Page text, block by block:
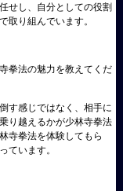
せし、自分としての役割
取り組んでいます。
拳法の魅力を教えてくだ
す感じではなく、相手に
り越えるかが少林寺拳法
寺拳法を体験してもら
ています。